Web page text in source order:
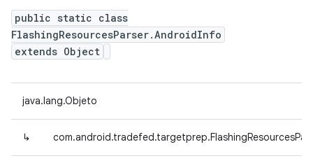
public static class
FlashingResourcesParser.AndroidInfo
extends Object
java.lang.Objeto
↳